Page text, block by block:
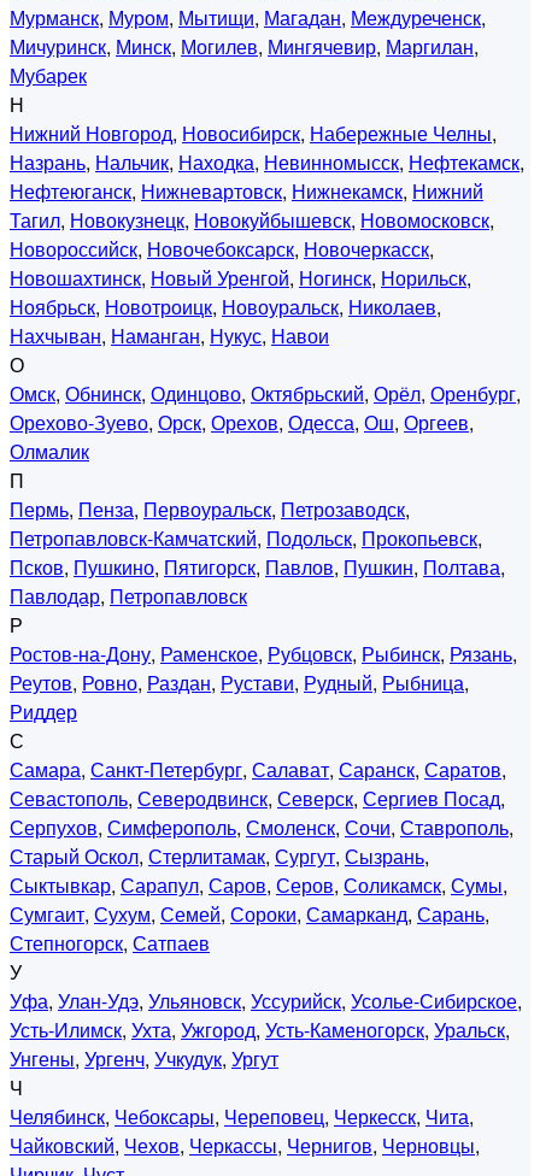
Мурманск, Муром, Мытищи, Магадан, Междуреченск,
Мичуринск, Минск, Могилев, Мингячевир, Маргилан,
Мубарек
Н
Нижний Новгород, Новосибирск, Набережные Челны,
Назрань, Нальчик, Находка, Невинномысск, Нефтекамск,
Нефтеюганск, Нижневартовск, Нижнекамск, Нижний
Тагил, Новокузнецк, Новокуйбышевск, Новомосковск,
Новороссийск, Новочебоксарск, Новочеркасск,
Новошахтинск, Новый Уренгой, Ногинск, Норильск,
Ноябрьск, Новотроицк, Новоуральск, Николаев,
Нахчыван, Наманган, Нукус, Навои
О
Омск, Обнинск, Одинцово, Октябрьский, Орёл, Оренбург,
Орехово-Зуево, Орск, Орехов, Одесса, Ош, Оргеев,
Олмалик
П
Пермь, Пенза, Первоуральск, Петрозаводск,
Петропавловск-Камчатский, Подольск, Прокопьевск,
Псков, Пушкино, Пятигорск, Павлов, Пушкин, Полтава,
Павлодар, Петропавловск
Р
Ростов-на-Дону, Раменское, Рубцовск, Рыбинск, Рязань,
Реутов, Ровно, Раздан, Рустави, Рудный, Рыбница,
Риддер
С
Самара, Санкт-Петербург, Салават, Саранск, Саратов,
Севастополь, Северодвинск, Северск, Сергиев Посад,
Серпухов, Симферополь, Смоленск, Сочи, Ставрополь,
Старый Оскол, Стерлитамак, Сургут, Сызрань,
Сыктывкар, Сарапул, Саров, Серов, Соликамск, Сумы,
Сумгаит, Сухум, Семей, Сороки, Самарканд, Сарань,
Степногорск, Сатпаев
У
Уфа, Улан-Удэ, Ульяновск, Уссурийск, Усолье-Сибирское,
Усть-Илимск, Ухта, Ужгород, Усть-Каменогорск, Уральск,
Унгены, Ургенч, Учкудук, Ургут
Ч
Челябинск, Чебоксары, Череповец, Черкесск, Чита,
Чайковский, Чехов, Черкассы, Чернигов, Черновцы,